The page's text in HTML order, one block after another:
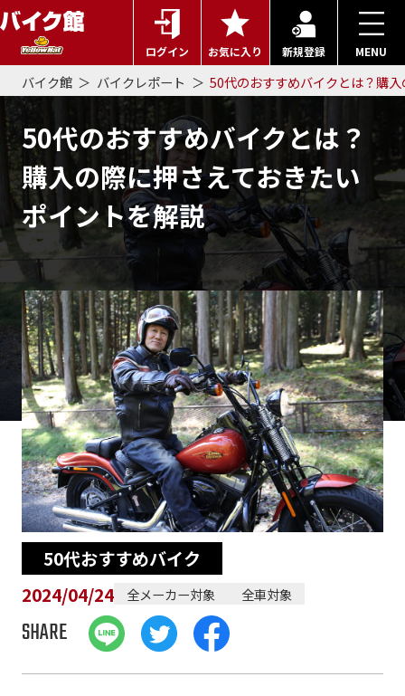
ログイン お気に入り 新規登録 MENU
バイク館 バイクレポート 50代のおすすめバイクとは？購
50代のおすすめバイクとは？
購入の際に押さえておきたい
ポイントを解説
50代おすすめバイク
2024/04/24
全メーカー対象 全車対象
SHARE